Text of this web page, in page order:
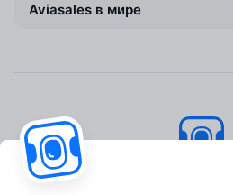
Aviasales в мире